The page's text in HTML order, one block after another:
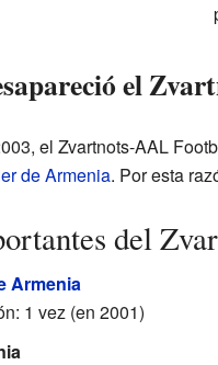
el
el Zvartnots-AAL
de Armenia. Por esta
del
Armenia
1 vez (en 2001)